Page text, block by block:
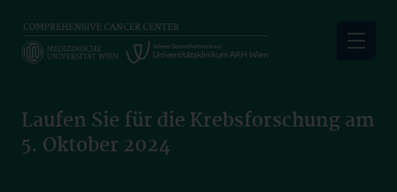
main
Laufen Sie für die Krebsforschung am
5. Oktober 2024